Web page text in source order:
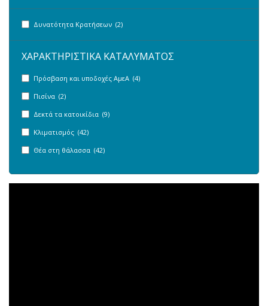
Δυνατότητα Κρατήσεων (2)
ΧΑΡΑΚΤΗΡΙΣΤΙΚΑ ΚΑΤΑΛΥΜΑΤΟΣ
Πρόσβαση και υποδοχές ΑμεΑ (4)
Πισίνα (2)
Δεκτά τα κατοικίδια (9)
Κλιματισμός (42)
Θέα στη θάλασσα (42)